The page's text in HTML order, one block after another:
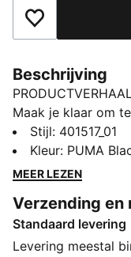
Toegevoegd
Beschrijving
Maak je klaar om
modern, veelzijdig
een ademend
schoenen perfect
schuimtechnologie
buitenzool met
extra
Stijl: 401517_01
Kleur: PUMA
MEER LEZEN
Verzending en
Standaard levering
Levering meestal